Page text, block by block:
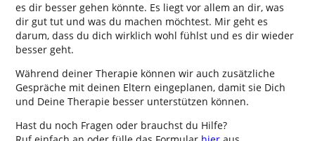
es dir besser gehen könnte. Es liegt vor allem an dir, was
dir gut tut und was du machen möchtest. Mir geht es
darum, dass du dich wirklich wohl fühlst und es dir wieder
besser geht.
Während deiner Therapie können wir auch zusätzliche
Gespräche mit deinen Eltern eingeplanen, damit sie Dich
und Deine Therapie besser unterstützen können.
Hast du noch Fragen oder brauchst du Hilfe?